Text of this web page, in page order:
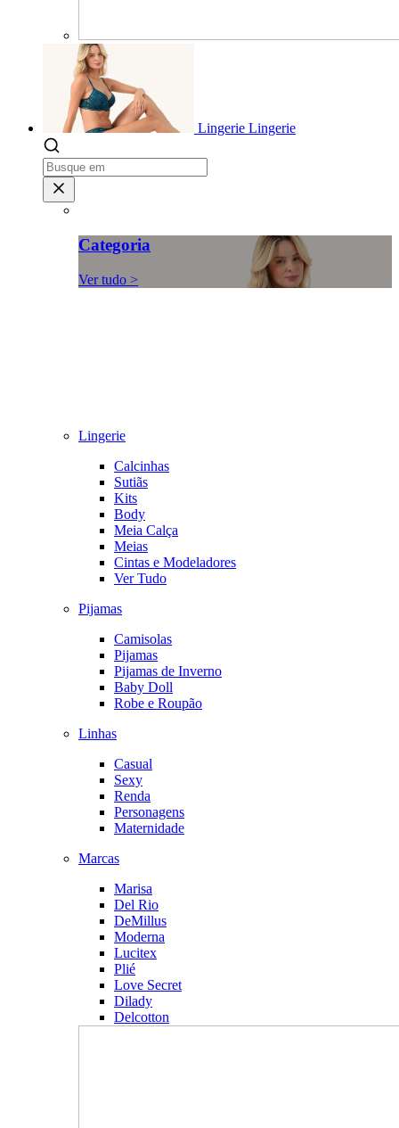
Lingerie Lingerie
Categoria
Ver tudo >
Lingerie
Calcinhas
Sutiãs
Kits
Body
Meia Calça
Meias
Cintas e Modeladores
Ver Tudo
Pijamas
Camisolas
Pijamas
Pijamas de Inverno
Baby Doll
Robe e Roupão
Linhas
Casual
Sexy
Renda
Personagens
Maternidade
Marcas
Marisa
Del Rio
DeMillus
Moderna
Lucitex
Plié
Love Secret
Dilady
Delcotton